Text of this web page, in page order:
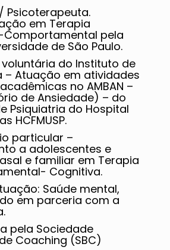
Psicoterapeuta.
em Terapia
Comportamental pela
de São Paulo.
do Instituto de
– Atuação em atividades
no AMBAN –
de Ansiedade) – do
Psiquiatria do Hospital
HCFMUSP.
particular –
a adolescentes e
e familiar em Terapia
Cognitiva.
Saúde mental,
em parceria com a
pela Sociedade
Coaching (SBC)